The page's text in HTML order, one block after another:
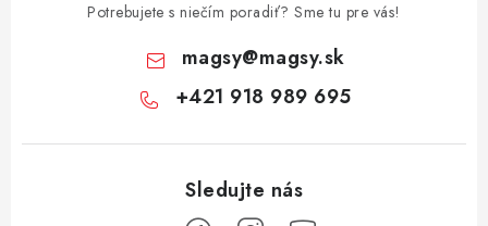
Potrebujete s niečím poradiť? Sme tu pre vás!
magsy@magsy.sk
+421 918 989 695